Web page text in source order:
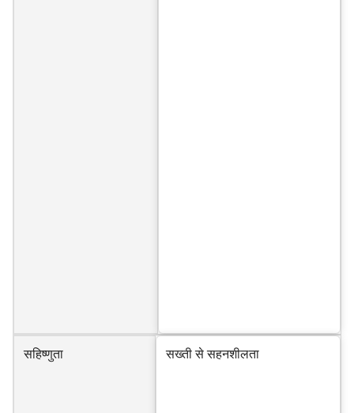
सहिष्णुता सख्ती से सहनशीलता